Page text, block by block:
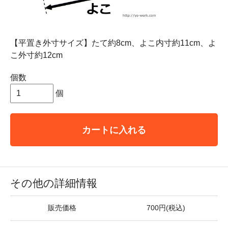
【平置き外寸サイズ】たて約8cm、よこ内寸約11cm、よ
こ外寸約12cm
個数
個
カートに入れる
その他の詳細情報
販売価格 700円(税込)